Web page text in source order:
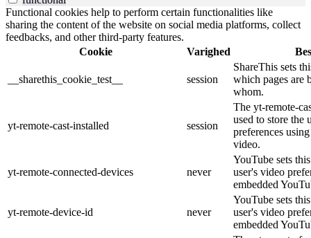
Functional cookies help to perform certain functionalities like
sharing the content of the website on social media platforms, collect
feedbacks, and other third-party features.
Cookie
Varighed
__sharethis_cookie_test__ session
ShareThis sets
which pages are
whom.
yt-remote-cast-installed session
The yt-remote-
used to store the
preferences
video.
yt-remote-connected-devices never
YouTube sets
user's video
embedded
yt-remote-device-id never
YouTube sets
user's video
embedded